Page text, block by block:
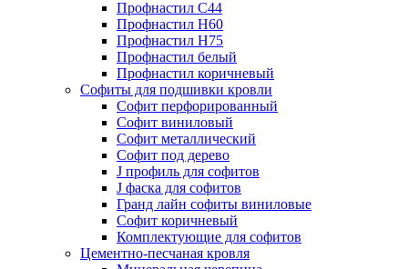
Профнастил С44
Профнастил Н60
Профнастил Н75
Профнастил белый
Профнастил коричневый
Софиты для подшивки кровли
Cофит перфорированный
Софит виниловый
Софит металлический
Софит под дерево
J профиль для софитов
J фаска для софитов
Гранд лайн софиты виниловые
Софит коричневый
Комплектующие для софитов
Цементно-песчаная кровля